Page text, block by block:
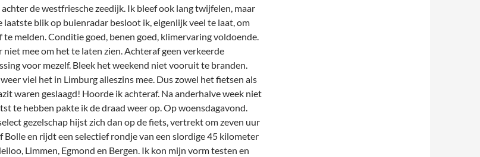
de westfriesche zeedijk. Ik bleef ook lang twijfelen, maar
laatste blik op buienradar besloot ik, eigenlijk veel te laat, om
te melden. Conditie goed, benen goed, klimervaring voldoende.
niet mee om het te laten zien. Achteraf geen verkeerde
voor mezelf. Bleek het weekend niet vooruit te branden.
viel het in Limburg alleszins mee. Dus zowel het fietsen als
waren geslaagd! Hoorde ik achteraf. Na anderhalve week niet
te hebben pakte ik de draad weer op. Op woensdagavond.
gezelschap hijst zich dan op de fiets, vertrekt om zeven uur
Bolle en rijdt een selectief rondje van een slordige 45 kilometer
Limmen, Egmond en Bergen. Ik kon mijn vorm testen en